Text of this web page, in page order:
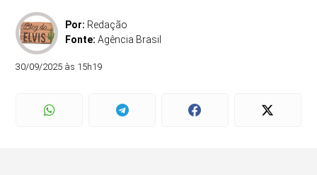
Por: Redação
Fonte:Agência Brasil
30/09/2025 às 15h19